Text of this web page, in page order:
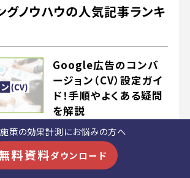
グノウハウの人気記事ランキ
Google広告のコンバ
ージョン（CV）設定ガイ
ド！手順やよくある疑問
を解説
Meta広告（Facebook
広告）のコンバージョン
設定手順と計測できな
策の効果計測にお悩みの方へ
料資料ダウンロード